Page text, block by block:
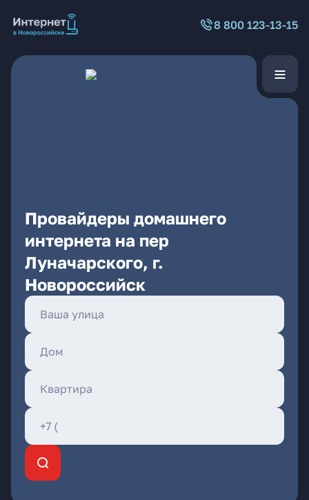
8 800 123-13-15
Провайдеры домашнего
интернета на пер
Луначарского, г.
Новороссийск